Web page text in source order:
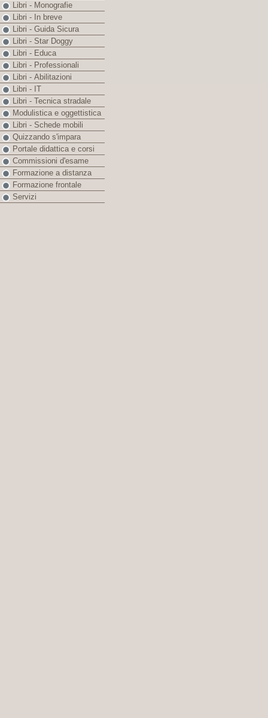
Libri - Monografie
Libri - In breve
Libri - Guida Sicura
Libri - Star Doggy
Libri - Educa
Libri - Professionali
Libri - Abilitazioni
Libri - IT
Libri - Tecnica stradale
Modulistica e oggettistica
Libri - Schede mobili
Quizzando s'impara
Portale didattica e corsi
Commissioni d'esame
Formazione a distanza
Formazione frontale
Servizi